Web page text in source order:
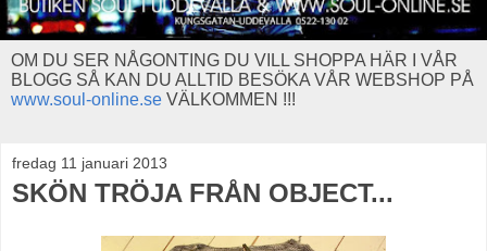
OM DU SER NÅGONTING DU VILL SHOPPA HÄR I VÅR
BLOGG SÅ KAN DU ALLTID BESÖKA VÅR WEBSHOP PÅ
www.soul-online.se VÄLKOMMEN !!!
fredag 11 januari 2013
SKÖN TRÖJA FRÅN OBJECT...